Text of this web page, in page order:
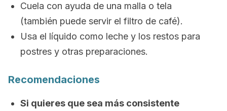
Cuela con ayuda de una malla o tela
(también puede servir el filtro de café).
Usa el líquido como leche y los restos para
postres y otras preparaciones.
Recomendaciones
Si quieres que sea más consistente